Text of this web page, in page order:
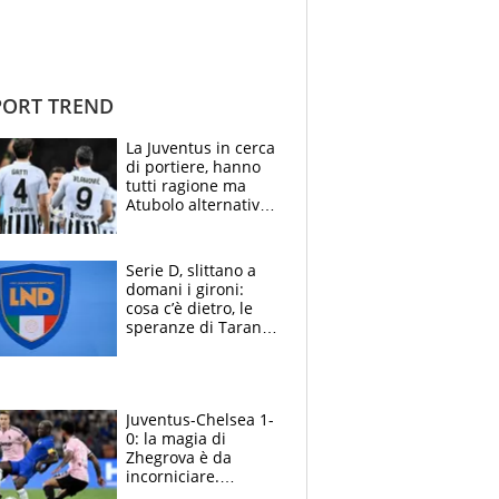
TREND
La Juventus in cerca
di portiere, hanno
tutti ragione ma
Atubolo alternativa
rimane Milinkovic-
Savic
Serie D, slittano a
domani i gironi:
cosa c’è dietro, le
speranze di Taranto
Juventus-Chelsea 1-
0: la magia di
Zhegrova è da
incorniciare.